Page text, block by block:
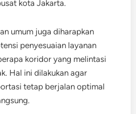
kota Jakarta.
umum juga diharapkan
penyesuaian layanan
koridor yang melintasi
Hal ini dilakukan agar
tetap berjalan optimal